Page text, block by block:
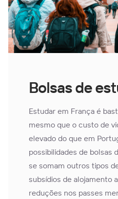
Bolsas de
Estudar em França é
mesmo que o custo de
elevado do que em
possibilidades de bolsas
se somam outros tipos
subsídios de alojamento
reduções nos passes